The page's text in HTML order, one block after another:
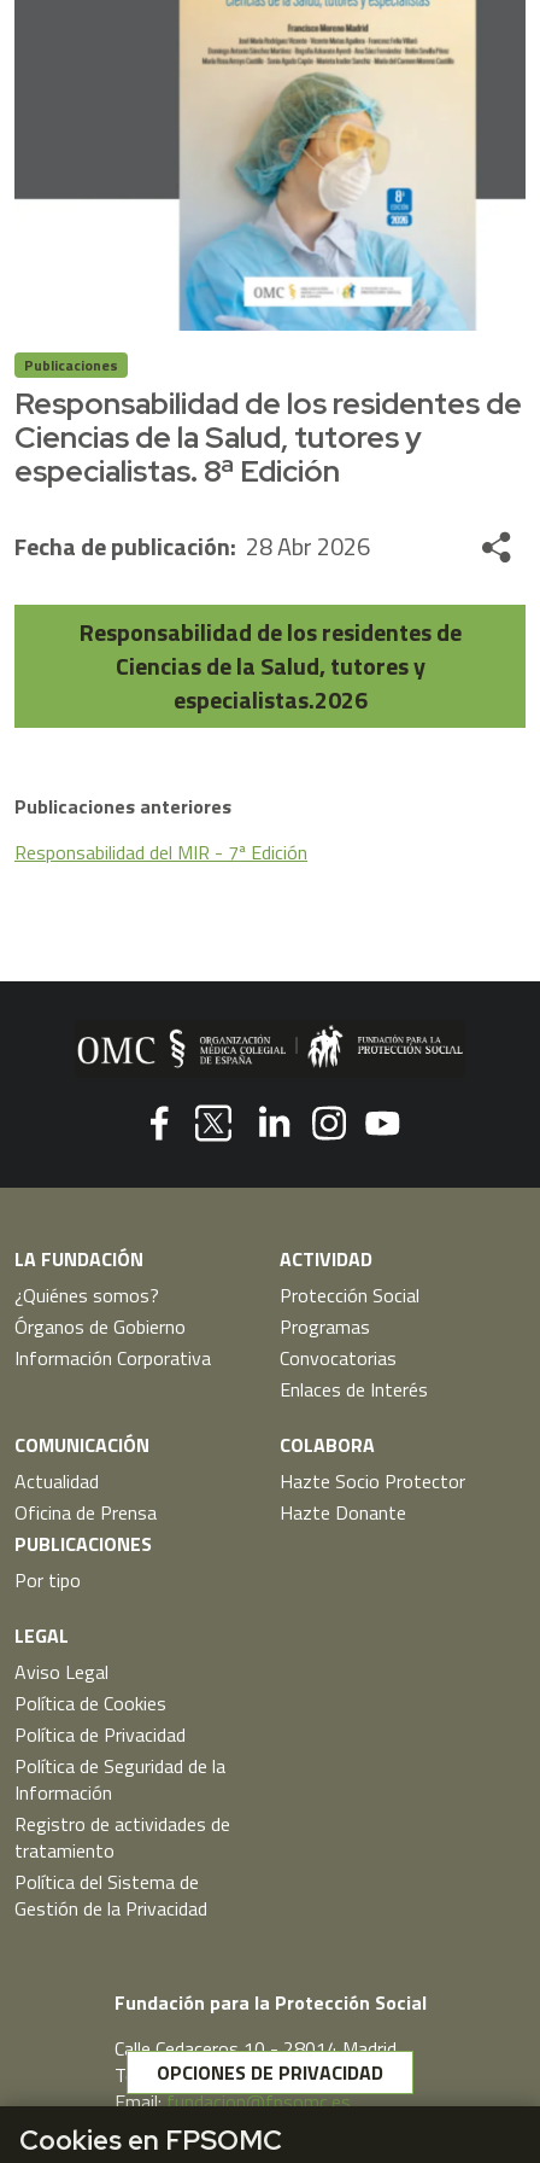
Publicaciones
Responsabilidad de los residentes de
Ciencias de la Salud, tutores y
especialistas. 8ª Edición
Fecha de publicación: 28 Abr 2026 Share
Responsabilidad de los residentes de
Ciencias de la Salud, tutores y
especialistas.2026
Publicaciones anteriores
Responsabilidad del MIR - 7ª Edición
LA FUNDACIÓN
¿Quiénes somos?
Órganos de Gobierno
Información Corporativa
ACTIVIDAD
Protección Social
Programas
Convocatorias
Enlaces de Interés
COMUNICACIÓN
Actualidad
Oficina de Prensa
PUBLICACIONES
Por tipo
COLABORA
Hazte Socio Protector
Hazte Donante
LEGAL
Aviso Legal
Política de Cookies
Política de Privacidad
Política de Seguridad de la
Información
Registro de actividades de
tratamiento
Política del Sistema de
Gestión de la Privacidad
Fundación para la Protección Social
Calle Cedaceros,10 - 28014 Madrid
Telf. 91 431 77 80
Email:fundacion@fpsomc.es
Webmail
OPCIONES DE PRIVACIDAD
Cookies en FPSOMC